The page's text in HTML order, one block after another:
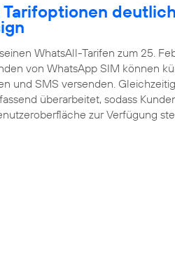
WhatsAll-Tarifen zum 25.
von WhatsApp SIM können
und SMS versenden.
überarbeitet, sodass
zur Verfügung